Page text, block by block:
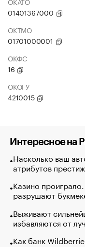
01401367000
ОКТМО
01701000001
ОКФС
16
ОКОГУ
4210015
Интересное на
Насколько ваш
атрибутов
Казино
разрушают
Выживают
избавляются от
Как банк